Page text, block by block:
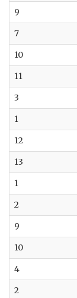
9
7
10
11
3
1
12
13
1
2
9
10
4
2